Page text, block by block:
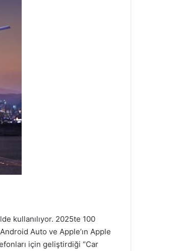
kullanılıyor. 2025te 100
Auto ve Apple’ın Apple
için geliştirdiği “Car